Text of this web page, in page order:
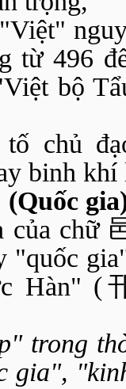
từ 496
bộ
chủ
binh khí
của chữ
"quốc
Hàn" (
trong
gia",